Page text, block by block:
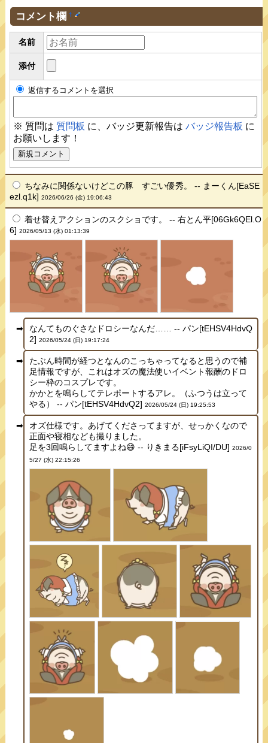
コメント欄 †
名前
添付
返信するコメントを選択
※ 質問は 質問板 に、バッジ更新報告はバッジ報告板 に
お願いします！
ちなみに関係ないけどこの豚 すごい優秀。 -- まーくん[EaSE
ezl.q1k]2026/06/26 (金) 19:06:43
着せ替えアクションのスクショです。 -- 右とん平[06Gk6QEl.O
6]2026/05/13 (水) 01:13:39
なんてものぐさなドロシーなんだ…… -- パン[tEHSV4HdvQ
2] 2026/05/24 (日) 19:17:24
たぶん時間が経つとなんのこっちゃってなると思うので補
足情報ですが、これはオズの魔法使いイベント報酬のドロ
シー枠のコスプレです。
かかとを鳴らしてテレポートするアレ。（ふつうは立って
やる） -- パン[tEHSV4HdvQ2] 2026/05/24 (日) 19:25:53
オズ仕様です。あげてくださってますが、せっかくなので
正面や寝相なども撮りました。
足を3回鳴らしてますよね😄 -- りきまる[iFsyLiQI/DU] 2026/0
5/27 (水) 22:15:26